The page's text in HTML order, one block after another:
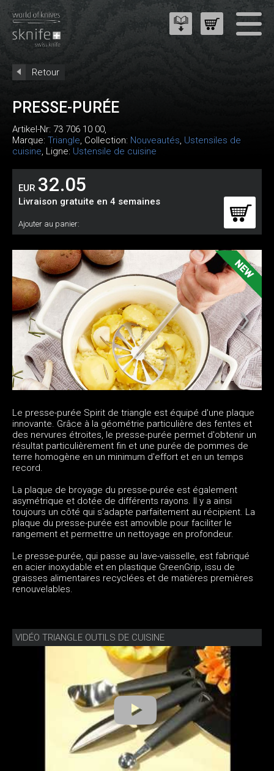
Retour
PRESSE-PURÉE
Artikel-Nr: 73 706 10 00,
Marque: Triangle, Collection: Nouveautés, Ustensiles de
cuisine, Ligne: Ustensile de cuisine
EUR 32.05
Livraison gratuite en 4 semaines
Ajouter au panier:
Le presse-purée Spirit de triangle est équipé d'une plaque
innovante. Grâce à la géométrie particulière des fentes et
des nervures étroites, le presse-purée permet d'obtenir un
résultat particulièrement fin et une purée de pommes de
terre homogène en un minimum d'effort et en un temps
record.
La plaque de broyage du presse-purée est également
asymétrique et dotée de différents rayons. Il y a ainsi
toujours un côté qui s'adapte parfaitement au récipient. La
plaque du presse-purée est amovible pour faciliter le
rangement et permettre un nettoyage en profondeur.
Le presse-purée, qui passe au lave-vaisselle, est fabriqué
en acier inoxydable et en plastique GreenGrip, issu de
graisses alimentaires recyclées et de matières premières
renouvelables.
VIDÉO TRIANGLE OUTILS DE CUISINE